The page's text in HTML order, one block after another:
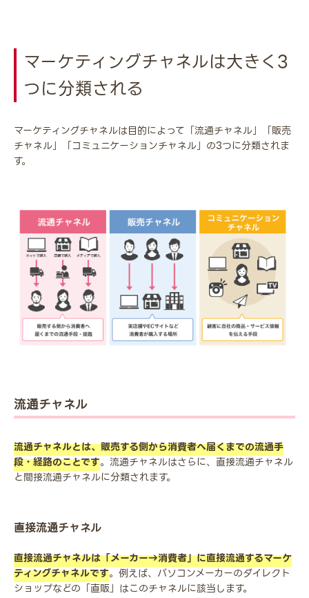
マーケティングチャネルは大きく3
つに分類される
マーケティングチャネルは目的によって「流通チャネル」「販売
チャネル」「コミュニケーションチャネル」の3つに分類されま
す。
流通チャネル
流通チャネルとは、販売する側から消費者へ届くまでの流通手
段・経路のことです。流通チャネルはさらに、直接流通チャネル
と間接流通チャネルに分類されます。
直接流通チャネル
直接流通チャネルは「メーカー→消費者」に直接流通するマーケ
ティングチャネルです。例えば、パソコンメーカーのダイレクト
ショップなどの「直販」はこのチャネルに該当します。